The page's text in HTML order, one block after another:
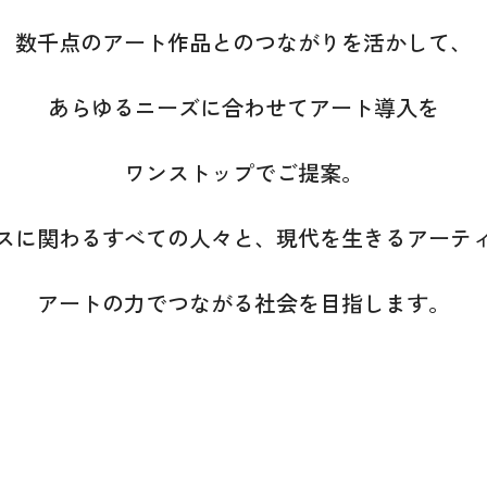
数千点のアート作品とのつながりを活かして、
あらゆるニーズに合わせてアート導入を
ワンストップでご提案。
に関わるすべての人々と、 現代を生きるアーテ
アートの力でつながる社会を目指します。